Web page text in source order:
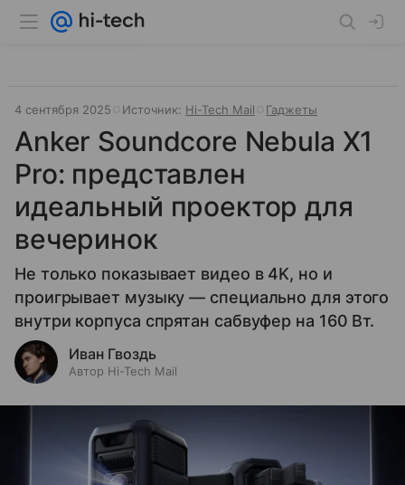
4 сентября 2025 Источник: Hi-Tech Mail Гаджеты
Anker Soundcore Nebula X1
Pro: представлен
идеальный проектор для
вечеринок
Не только показывает видео в 4K, но и
проигрывает музыку — специально для этого
внутри корпуса спрятан сабвуфер на 160 Вт.
Иван Гвоздь
Автор Hi-Tech Mail